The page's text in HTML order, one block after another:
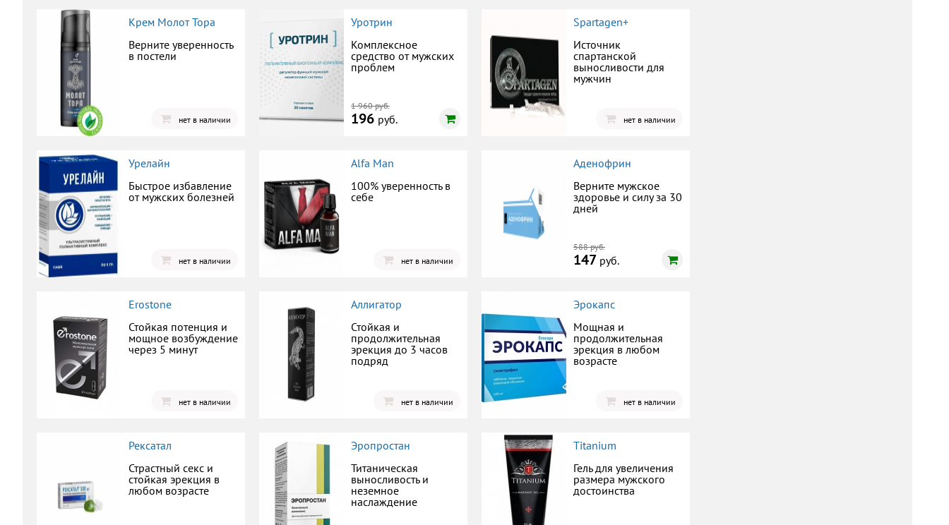
Крем Молот Тора
Верните уверенность
в постели
нет в наличии
Уротрин
Комплексное
средство от мужских
проблем
1 960 руб.
196 руб.
Spartagen+
Источник
спартанской
выносливости для
мужчин
нет в наличии
Урелайн
Быстрое избавление
от мужских болезней
нет в наличии
Alfa Man
100% уверенность в
себе
нет в наличии
Аденофрин
Верните мужское
здоровье и силу за 30
дней
588 руб.
147 руб.
Erostone
Стойкая потенция и
мощное возбуждение
через 5 минут
нет в наличии
Аллигатор
Стойкая и
продолжительная
эрекция до 3 часов
подряд
нет в наличии
Эрокапс
Мощная и
продолжительная
эрекция в любом
возрасте
нет в наличии
Рексатал
Страстный секс и
стойкая эрекция в
любом возрасте
Эропростан
Титаническая
выносливость и
неземное
наслаждение
Titanium
Гель для увеличения
размера мужского
достоинства